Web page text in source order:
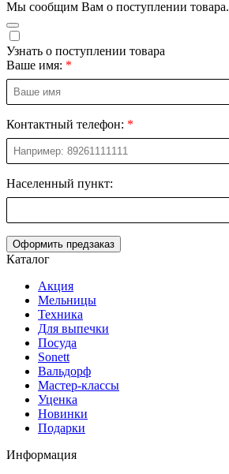
Мы сообщим Вам о поступлении товара.
Узнать о поступлении товара
Ваше имя:
Контактный телефон:
Населенный пункт:
Оформить предзаказ
Каталог
Акция
Мельницы
Техника
Для выпечки
Посуда
Sonett
Вальдорф
Мастер-классы
Уценка
Новинки
Подарки
Информация